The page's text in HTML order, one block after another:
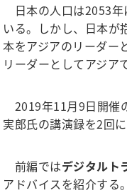
日本の人口は2053年
いる。しかし、日本が
本をアジアのリーダー
リーダーとしてアジア
2019年11月9日開催
実郎氏の講演録を2回
前編ではデジタルト
アドバイスを紹介する。